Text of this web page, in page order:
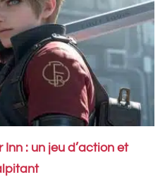
: un jeu d’action et